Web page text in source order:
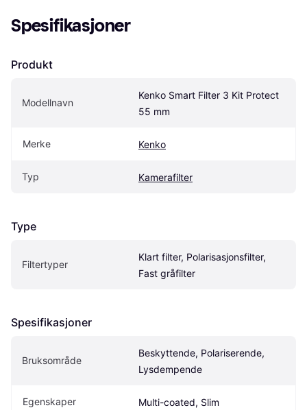
Spesifikasjoner
Produkt
Modellnavn
Kenko Smart Filter 3 Kit Protect
55 mm
Merke Kenko
Typ Kamerafilter
Type
Filtertyper
Klart filter, Polarisasjonsfilter,
Fast gråfilter
Spesifikasjoner
Bruksområde
Beskyttende, Polariserende,
Lysdempende
Egenskaper Multi-coated, Slim